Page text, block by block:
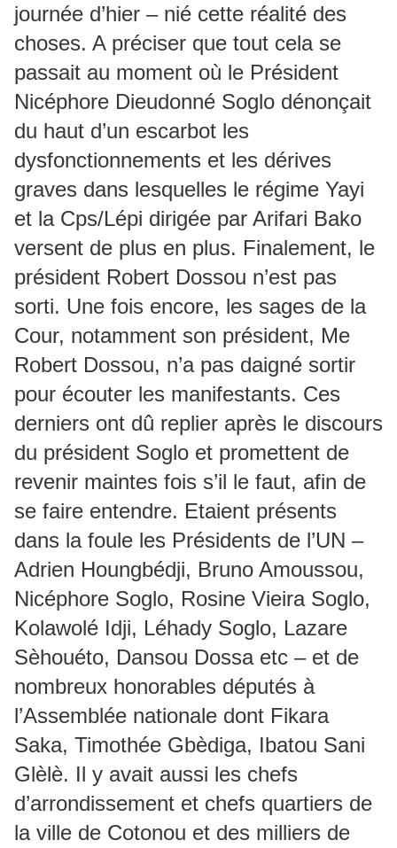
journée d’hier – nié cette réalité des
choses. A préciser que tout cela se
passait au moment où le Président
Nicéphore Dieudonné Soglo dénonçait
du haut d’un escarbot les
dysfonctionnements et les dérives
graves dans lesquelles le régime Yayi
et la Cps/Lépi dirigée par Arifari Bako
versent de plus en plus. Finalement, le
président Robert Dossou n’est pas
sorti. Une fois encore, les sages de la
Cour, notamment son président, Me
Robert Dossou, n’a pas daigné sortir
pour écouter les manifestants. Ces
derniers ont dû replier après le discours
du président Soglo et promettent de
revenir maintes fois s’il le faut, afin de
se faire entendre. Etaient présents
dans la foule les Présidents de l’UN –
Adrien Houngbédji, Bruno Amoussou,
Nicéphore Soglo, Rosine Vieira Soglo,
Kolawolé Idji, Léhady Soglo, Lazare
Sèhouéto, Dansou Dossa etc – et de
nombreux honorables députés à
l’Assemblée nationale dont Fikara
Saka, Timothée Gbèdiga, Ibatou Sani
Glèlè. Il y avait aussi les chefs
d’arrondissement et chefs quartiers de
la ville de Cotonou et des milliers de